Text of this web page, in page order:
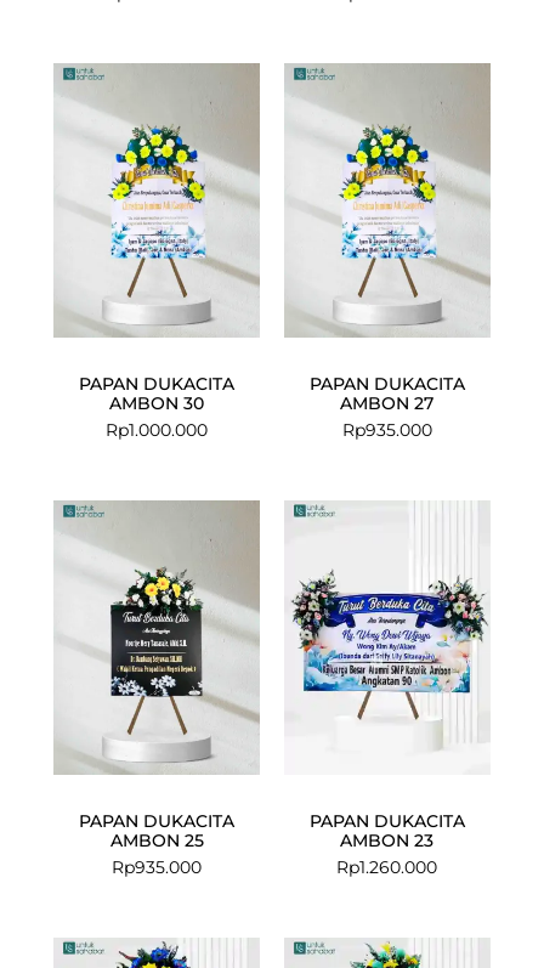
PAPAN DUKACITA
AMBON 30
Rp1.000.000
PAPAN DUKACITA
AMBON 27
Rp935.000
PAPAN DUKACITA
AMBON 25
Rp935.000
PAPAN DUKACITA
AMBON 23
Rp1.260.000